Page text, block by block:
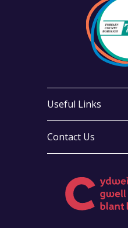
Contact Us
Useful Links